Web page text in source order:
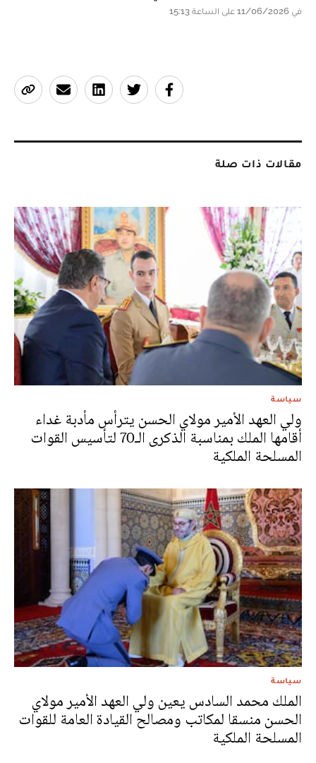
في 11/06/2026 على الساعة 15:13
مقالات ذات صلة
سياسة
ولي العهد الأمير مولاي الحسن يترأس مأدبة غداء
أقامها الملك بمناسبة الذكرى الـ70 لتأسيس القوات
المسلحة الملكية
سياسة
الملك محمد السادس يعين ولي العهد الأمير مولاي
الحسن منسقا لمكاتب ومصالح القيادة العامة للقوات
المسلحة الملكية